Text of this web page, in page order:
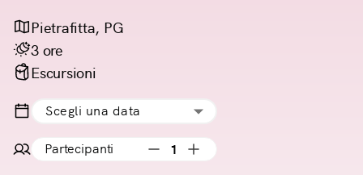
Pietrafitta, PG
3 ore
Escursioni
Scegli una data
Partecipanti 1